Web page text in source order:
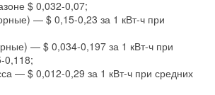
$ 0,032-0,07;
— $ 0,15-0,23 за 1 кВт-ч при
— $ 0,034-0,197 за 1 кВт-ч при
0,118;
— $ 0,012-0,29 за 1 кВт-ч при средних